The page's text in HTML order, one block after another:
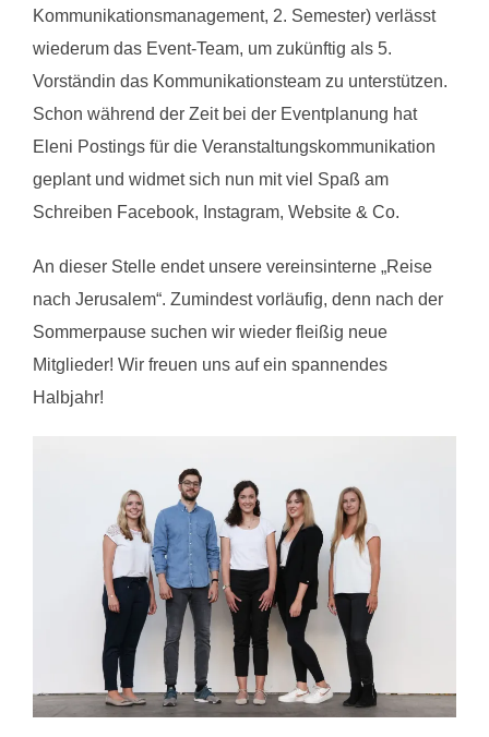
Kommunikationsmanagement, 2. Semester) verlässt
wiederum das Event-Team, um zukünftig als 5.
Vorständin das Kommunikationsteam zu unterstützen.
Schon während der Zeit bei der Eventplanung hat
Eleni Postings für die Veranstaltungskommunikation
geplant und widmet sich nun mit viel Spaß am
Schreiben Facebook, Instagram, Website & Co.
An dieser Stelle endet unsere vereinsinterne „Reise
nach Jerusalem“. Zumindest vorläufig, denn nach der
Sommerpause suchen wir wieder fleißig neue
Mitglieder! Wir freuen uns auf ein spannendes
Halbjahr!